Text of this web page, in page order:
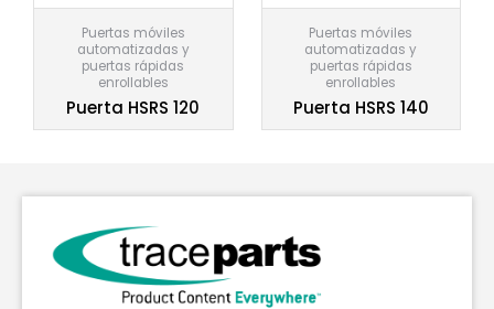
Puertas móviles
automatizadas y
puertas rápidas
enrollables
Puerta HSRS 120
Puertas móviles
automatizadas y
puertas rápidas
enrollables
Puerta HSRS 140